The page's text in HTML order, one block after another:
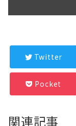
Twitter
Pocket
関連記事